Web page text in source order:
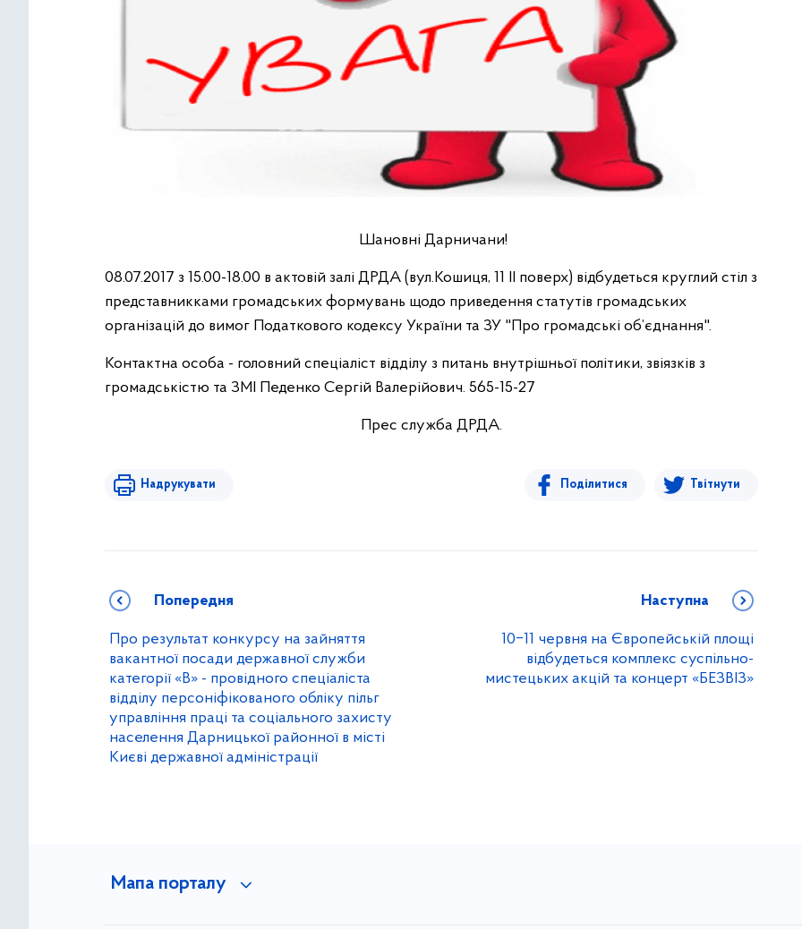
Шановні Дарничани!
08.07.2017 з 15.00-18.00 в актовій залі ДРДА (вул.Кошиця, 11 ІІ поверх) відбудеться круглий стіл з
представникками громадських формувань щодо приведення статутів громадських
організацій до вимог Податкового кодексу України та ЗУ "Про громадські об’єднання".
Контактна особа - головний спеціаліст відділу з питань внутрішньої політики, звіязків з
громадськістю та ЗМІ Педенко Сергій Валерійович. 565-15-27
Прес служба ДРДА.
Надрукувати Поділитися Твітнути
Попередня
Про результат конкурсу на зайняття
вакантної посади державної служби
категорії «В» - провідного спеціаліста
відділу персоніфікованого обліку пільг
управління праці та соціального захисту
населення Дарницької районної в місті
Києві державної адміністрації
Наступна
10‒11 червня на Європейській площі
відбудеться комплекс суспільно-
мистецьких акцій та концерт «БЕЗВІЗ»
Мапа порталу